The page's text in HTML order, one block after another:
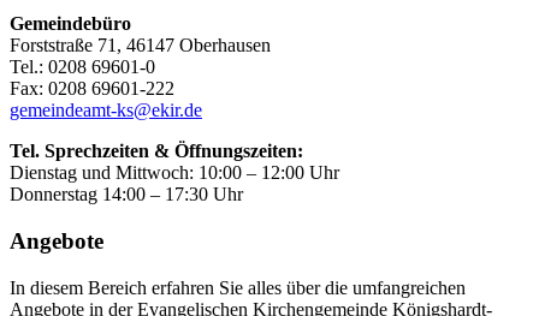
Gemeindebüro
Forststraße 71, 46147 Oberhausen
Tel.: 0208 69601-0
Fax: 0208 69601-222
gemeindeamt-ks@ekir.de
Tel. Sprechzeiten & Öffnungszeiten:
Dienstag und Mittwoch: 10:00 – 12:00 Uhr
Donnerstag 14:00 – 17:30 Uhr
Angebote
In diesem Bereich erfahren Sie alles über die umfangreichen
Angebote in der Evangelischen Kirchengemeinde Königshardt-